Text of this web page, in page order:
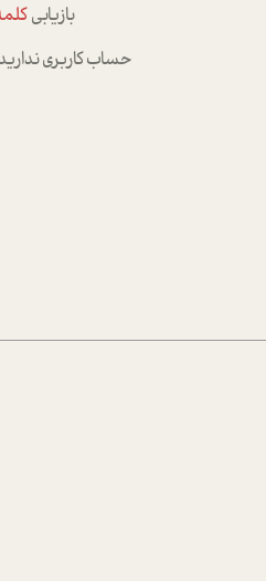
بازیابی
حساب کاربری